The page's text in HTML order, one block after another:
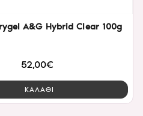
A&G Hybrid Clear 100g
52,00€
ΚΑΛΑΘΙ